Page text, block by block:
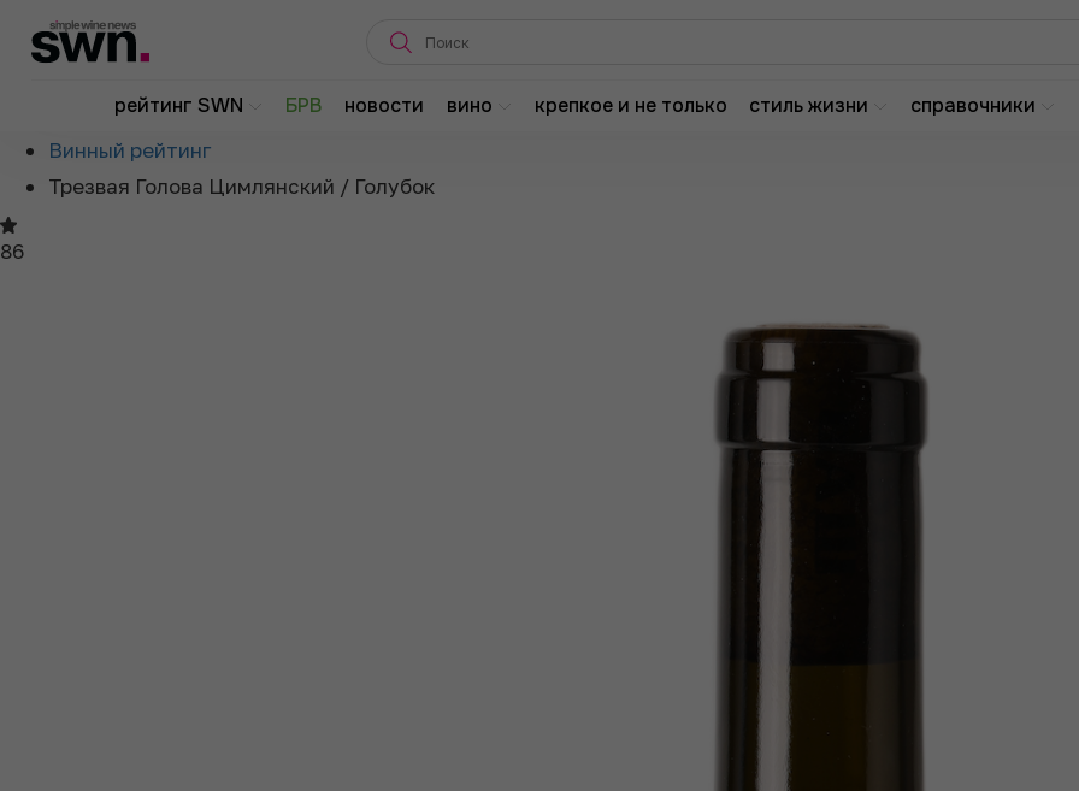
рейтинг SWN БРВ новости вино крепкое и не только стиль жизни справочники
О рейтинге
Винный рейтинг
Трезвая Голова Цимлянский / Голубок
86